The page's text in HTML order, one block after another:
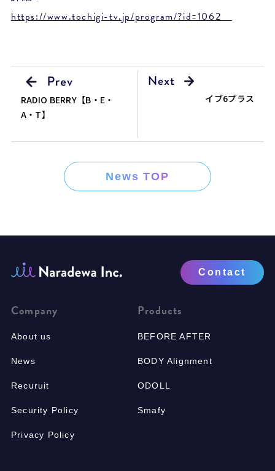
https://www.tochigi-tv.jp/program/?id=1062
RADIO BERRY【B・E・
A・T】
イブ6プラス
News TOP
Contact
Company
About us
News
Recuruit
Security Policy
Privacy Policy
Products
BEFORE AFTER
BODY Alignment
ODOLL
Smafy